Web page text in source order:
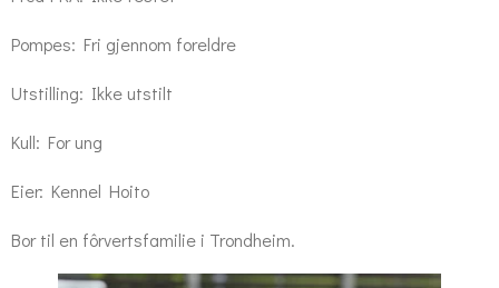
Pompes: Fri gjennom foreldre
Utstilling: Ikke utstilt
Kull: For ung
Eier: Kennel Hoito
Bor til en fôrvertsfamilie i Trondheim.